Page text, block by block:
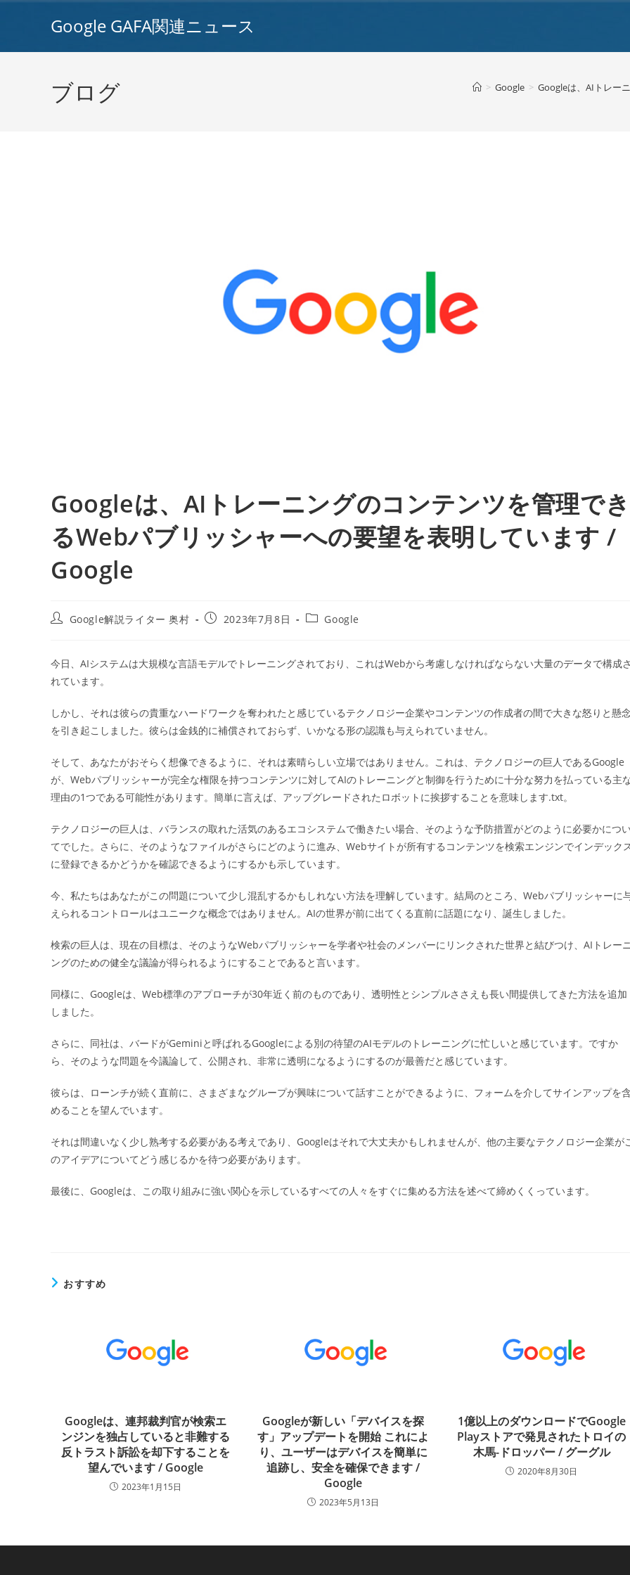
Google GAFA関連ニュース
ブログ > Google > Googleは、AIトレー
Googleは、AIトレーニングのコンテンツを管理でき
るWebパブリッシャーへの要望を表明しています /
Google
投
Google解説ライター 奥村
投
開
日:
2023年7月8日
投
テ
ゴ
Google
今日、AIシステムは大規模な言語モデルでトレーニングされており、これはWebから考慮しなければならない大量のデータで構成さ
れています。
しかし、それは彼らの貴重なハードワークを奪われたと感じているテクノロジー企業やコンテンツの作成者の間で大きな怒りと懸念
を引き起こしました。彼らは金銭的に補償されておらず、いかなる形の認識も与えられていません。
そして、あなたがおそらく想像できるように、それは素晴らしい立場ではありません。これは、テクノロジーの巨人であるGoogle
が、Webパブリッシャーが完全な権限を持つコンテンツに対してAIのトレーニングと制御を行うために十分な努力を払っている主
理由の1つである可能性があります。簡単に言えば、アップグレードされたロボットに挨拶することを意味します.txt。
テクノロジーの巨人は、バランスの取れた活気のあるエコシステムで働きたい場合、そのような予防措置がどのように必要かにつ
てでした。さらに、そのようなファイルがさらにどのように進み、Webサイトが所有するコンテンツを検索エンジンでインデック
に登録できるかどうかを確認できるようにするかも示しています。
今、私たちはあなたがこの問題について少し混乱するかもしれない方法を理解しています。結局のところ、Webパブリッシャーに
えられるコントロールはユニークな概念ではありません。AIの世界が前に出てくる直前に話題になり、誕生しました。
検索の巨人は、現在の目標は、そのようなWebパブリッシャーを学者や社会のメンバーにリンクされた世界と結びつけ、AIトレー
ングのための健全な議論が得られるようにすることであると言います。
同様に、Googleは、Web標準のアプローチが30年近く前のものであり、透明性とシンプルささえも長い間提供してきた方法を追加
しました。
さらに、同社は、バードがGeminiと呼ばれるGoogleによる別の待望のAIモデルのトレーニングに忙しいと感じています。ですか
ら、そのような問題を今議論して、公開され、非常に透明になるようにするのが最善だと感じています。
彼らは、ローンチが続く直前に、さまざまなグループが興味について話すことができるように、フォームを介してサインアップを含
めることを望んでいます。
それは間違いなく少し熟考する必要がある考えであり、Googleはそれで大丈夫かもしれませんが、他の主要なテクノロジー企業が
のアイデアについてどう感じるかを待つ必要があります。
最後に、Googleは、この取り組みに強い関心を示しているすべての人々をすぐに集める方法を述べて締めくくっています。
おすすめ
Googleは、連邦裁判官が検索エ
ンジンを独占していると非難する
反トラスト訴訟を却下することを
望んでいます / Google
2023年1月15日
Googleが新しい「デバイスを探
す」アップデートを開始 これによ
り、ユーザーはデバイスを簡単に
追跡し、安全を確保できます /
Google
2023年5月13日
1億以上のダウンロードでGoogle
Playストアで発見されたトロイの
木馬-ドロッパー / グーグル
2020年8月30日